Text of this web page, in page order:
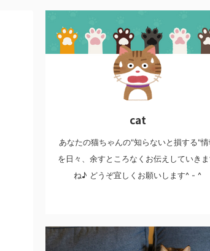
cat
あなたの猫ちゃんの"知らないと損する"情
を日々、余すところなくお伝えしていき
ね♪ どうぞ宜しくお願いします^ - ^